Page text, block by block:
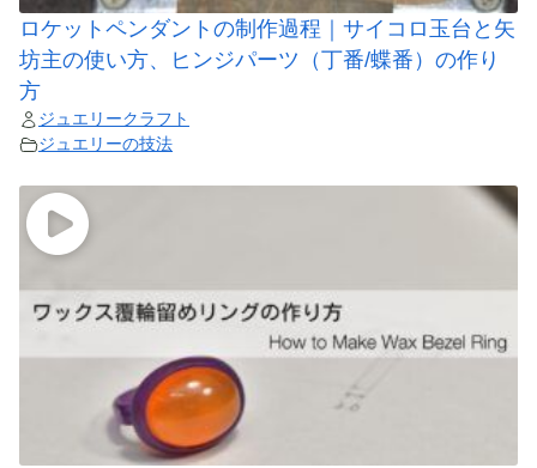
ロケットペンダントの制作過程｜サイコロ玉台と矢
坊主の使い方、ヒンジパーツ（丁番/蝶番）の作り
方
ジュエリークラフト
ジュエリーの技法